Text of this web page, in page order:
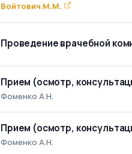
Войтович М.М.
Проведение врачебной
Прием (осмотр,
Фоменко А.Н.
Прием (осмотр,
Фоменко А.Н.